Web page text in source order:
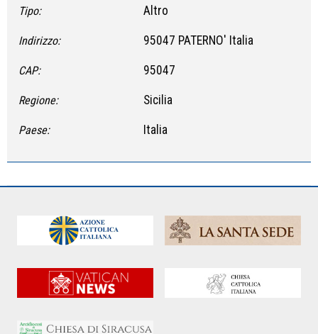
Tipo: Altro
Indirizzo: 95047 PATERNO' Italia
CAP: 95047
Regione: Sicilia
Paese: Italia